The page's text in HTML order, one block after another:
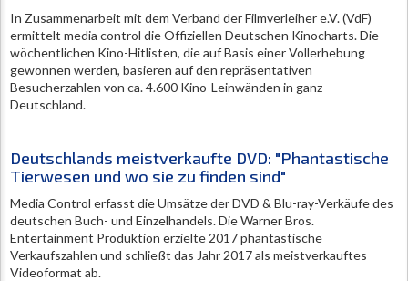
In Zusammenarbeit mit dem Verband der Filmverleiher e.V. (VdF)
ermittelt media control die Offiziellen Deutschen Kinocharts. Die
wöchentlichen Kino-Hitlisten, die auf Basis einer Vollerhebung
gewonnen werden, basieren auf den repräsentativen
Besucherzahlen von ca. 4.600 Kino-Leinwänden in ganz
Deutschland.
Deutschlands meistverkaufte DVD: "Phantastische
Tierwesen und wo sie zu finden sind"
Media Control erfasst die Umsätze der DVD & Blu-ray-Verkäufe des
deutschen Buch- und Einzelhandels. Die Warner Bros.
Entertainment Produktion erzielte 2017 phantastische
Verkaufszahlen und schließt das Jahr 2017 als meistverkauftes
Videoformat ab.